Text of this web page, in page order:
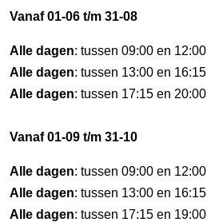
Vanaf 01-06 t/m 31-08
Alle dagen: tussen 09:00 en 12:00
Alle dagen: tussen 13:00 en 16:15
Alle dagen: tussen 17:15 en 20:00
Vanaf 01-09 t/m 31-10
Alle dagen: tussen 09:00 en 12:00
Alle dagen: tussen 13:00 en 16:15
Alle dagen: tussen 17:15 en 19:00